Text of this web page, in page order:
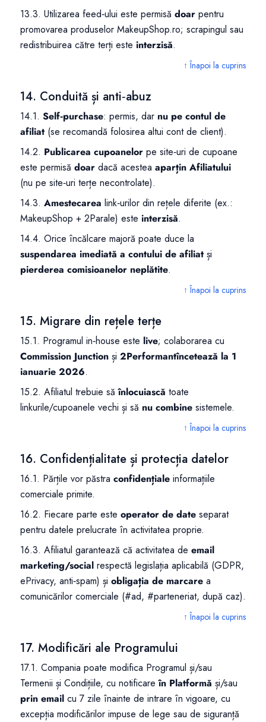
13.3. Utilizarea feed‑ului este permisă doar pentru
promovarea produselor MakeupShop.ro; scrapingul sau
redistribuirea către terți este interzisă.
↑ Înapoi la cuprins
14. Conduită și anti‑abuz
14.1. Self‑purchase: permis, dar nu pe contul de
afiliat (se recomandă folosirea altui cont de client).
14.2. Publicarea cupoanelor pe site‑uri de cupoane
este permisă doar dacă acestea aparțin Afiliatului
(nu pe site‑uri terțe necontrolate).
14.3. Amestecarea link‑urilor din rețele diferite (ex.:
MakeupShop + 2Parale) este interzisă.
14.4. Orice încălcare majoră poate duce la
suspendarea imediată a contului de afiliat și
pierderea comisioanelor neplătite.
↑ Înapoi la cuprins
15. Migrare din rețele terțe
15.1. Programul in‑house este live; colaborarea cu
Commission Junction și 2Performantîncetează la 1
ianuarie 2026.
15.2. Afiliatul trebuie săînlocuiască toate
linkurile/cupoanele vechi și să nu combine sistemele.
↑ Înapoi la cuprins
16. Confidențialitate și protecția datelor
16.1. Părțile vor păstra confidențiale informațiile
comerciale primite.
16.2. Fiecare parte este operator de date separat
pentru datele prelucrate în activitatea proprie.
16.3. Afiliatul garantează că activitatea de email
marketing/social respectă legislația aplicabilă (GDPR,
ePrivacy, anti‑spam) și obligația de marcare a
comunicărilor comerciale (#ad, #parteneriat, după caz).
↑ Înapoi la cuprins
17. Modificări ale Programului
17.1. Compania poate modifica Programul și/sau
Termenii și Condițiile, cu notificareîn Platformă și/sau
prin email cu 7 zile înainte de intrare în vigoare, cu
excepția modificărilor impuse de lege sau de siguranță